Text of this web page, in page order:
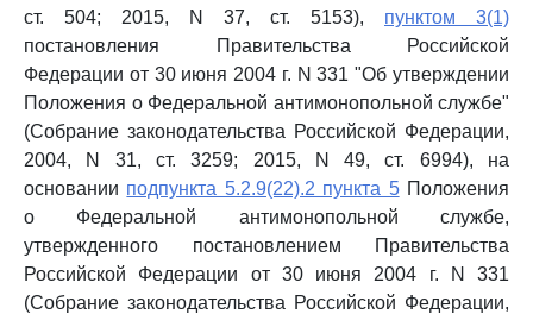
ст. 504; 2015, N 37, ст. 5153), пунктом 3(1)
постановления Правительства Российской
Федерации от 30 июня 2004 г. N 331 "Об утверждении
Положения о Федеральной антимонопольной службе"
(Собрание законодательства Российской Федерации,
2004, N 31, ст. 3259; 2015, N 49, ст. 6994), на
основании подпункта 5.2.9(22).2 пункта 5Положения
о Федеральной антимонопольной службе,
утвержденного постановлением Правительства
Российской Федерации от 30 июня 2004 г. N 331
(Собрание законодательства Российской Федерации,